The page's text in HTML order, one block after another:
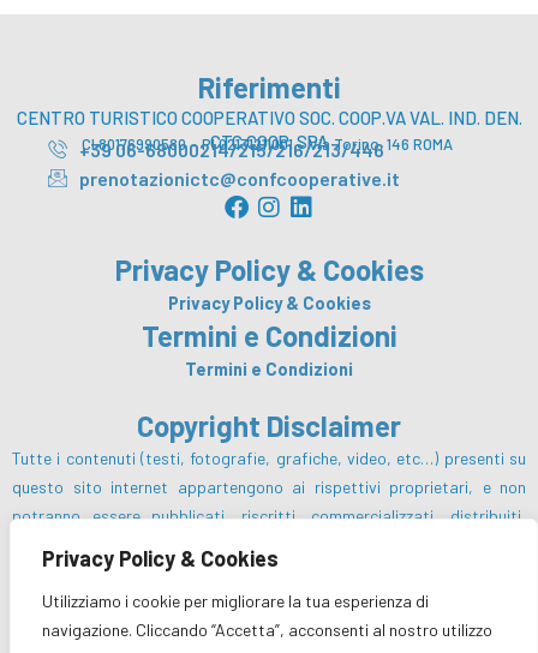
Privacy Policy & Cookies
Utilizziamo i cookie per migliorare la tua esperienza di
navigazione. Cliccando “Accetta”, acconsenti al nostro utilizzo
Riferimenti
CENTRO TURISTICO COOPERATIVO SOC. COOP.VA VAL. IND. DEN.
CTC COOP. SPA
CI 80176990580 – PI 02131211001 – Via Torino, 146 ROMA
+39 06-68000214/215/216/213/446
prenotazionictc@confcooperative.it
F
a
e
b
o
o
k
I
t
a
g
r
a
L
k
e
d
i
n
Privacy Policy & Cookies
Privacy Policy & Cookies
Termini e Condizioni
Termini e Condizioni
Copyright Disclaimer
Tutte i contenuti (testi, fotografie, grafiche, video, etc…) presenti su
questo sito internet appartengono ai rispettivi proprietari, e non
potranno essere pubblicati, riscritti, commercializzati, distribuiti,
alcun modo e sotto qualsiasi forma salvo preventiva autorizzazione da
parte del Centro Turistico Cooperativo sc e/o dei rispettivi proprietari
dei diritti.